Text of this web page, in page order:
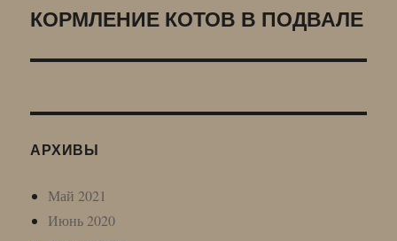
Следующая
КОРМЛЕНИЕ КОТОВ В ПОДВАЛЕ
АРХИВЫ
Май 2021
Июнь 2020